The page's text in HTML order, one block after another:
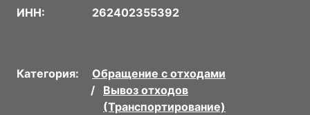
ИНН: 262402355392
Категория:
Обращение с отходами
Вывоз отходов
(Транспортирование)